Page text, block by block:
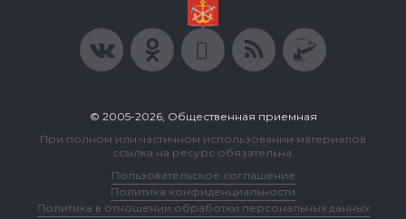
© 2005-2026, Общественная приемная
При полном или частичном использовании материалов
ссылка на ресурс обязательна.
Пользовательское соглашение
Политика конфиденциальности
Политика в отношении обработки персональных данных